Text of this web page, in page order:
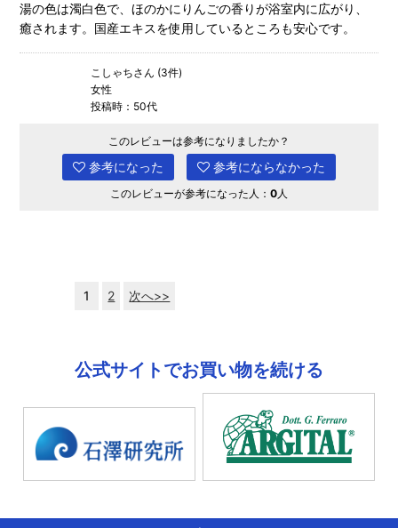
湯の色は濁白色で、ほのかにりんごの香りが浴室内に広がり、
癒されます。国産エキスを使用しているところも安心です。
こしゃちさん (3件)
女性
投稿時：50代
このレビューは参考になりましたか？
参考になった 参考にならなかった
このレビューが参考になった人： 0人
1 2 次へ>>
公式サイトでお買い物を続ける